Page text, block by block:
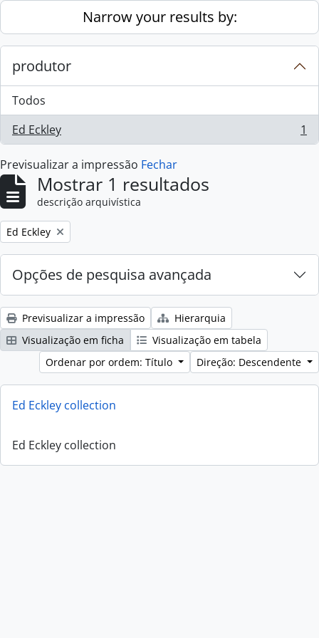
Skip to main contentNarrow your results by:
produtor
Todos
Ed Eckley
, 1 resultados 1
Previsualizar a impressão Fechar
Mostrar 1 resultados
descrição arquivística
Remove filter:
Ed Eckley
Opções de pesquisa avançada
Previsualizar a impressão
Hierarquia
Visualização em ficha
Visualização em tabela
Ordenar por ordem: Título
Direção: Descendente
Ed Eckley collection
Ed Eckley collection